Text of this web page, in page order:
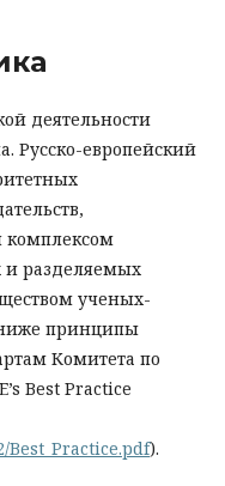
деятельности
Русско-европейский
комплексом
и разделяемых
ученых-
принципы
Комитета по
Best Practice
).